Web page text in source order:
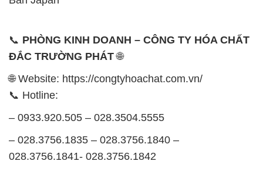
🌐 Website: https://congtyhoachat.com.vn/
– 0933.920.505 – 028.3504.5555
028.3756.1841- 028.3756.1842
0902.765.866
📧 Email: hoachat@dactruongphat.vn